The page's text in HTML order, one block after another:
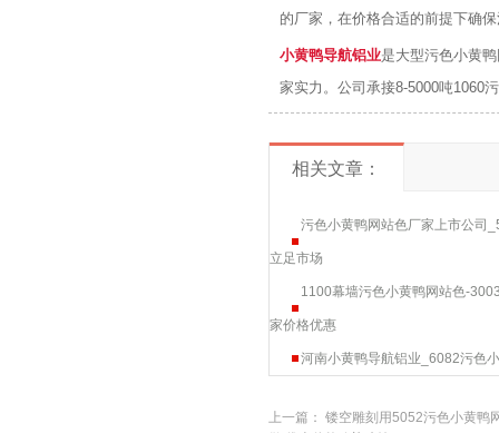
的厂家，在价格合适的前提下确保
小黄鸭导航铝业是大型污色小黄鸭网
家实力。公司承接8-5000吨1060污
相关文章：
污色小黄鸭网站色厂家上市公司
立足市场
1100幕墙污色小黄鸭网站色-
家价格优惠
河南小黄鸭导航铝业_6082污色小
上一篇： 镂空雕刻用5052污色小黄鸭